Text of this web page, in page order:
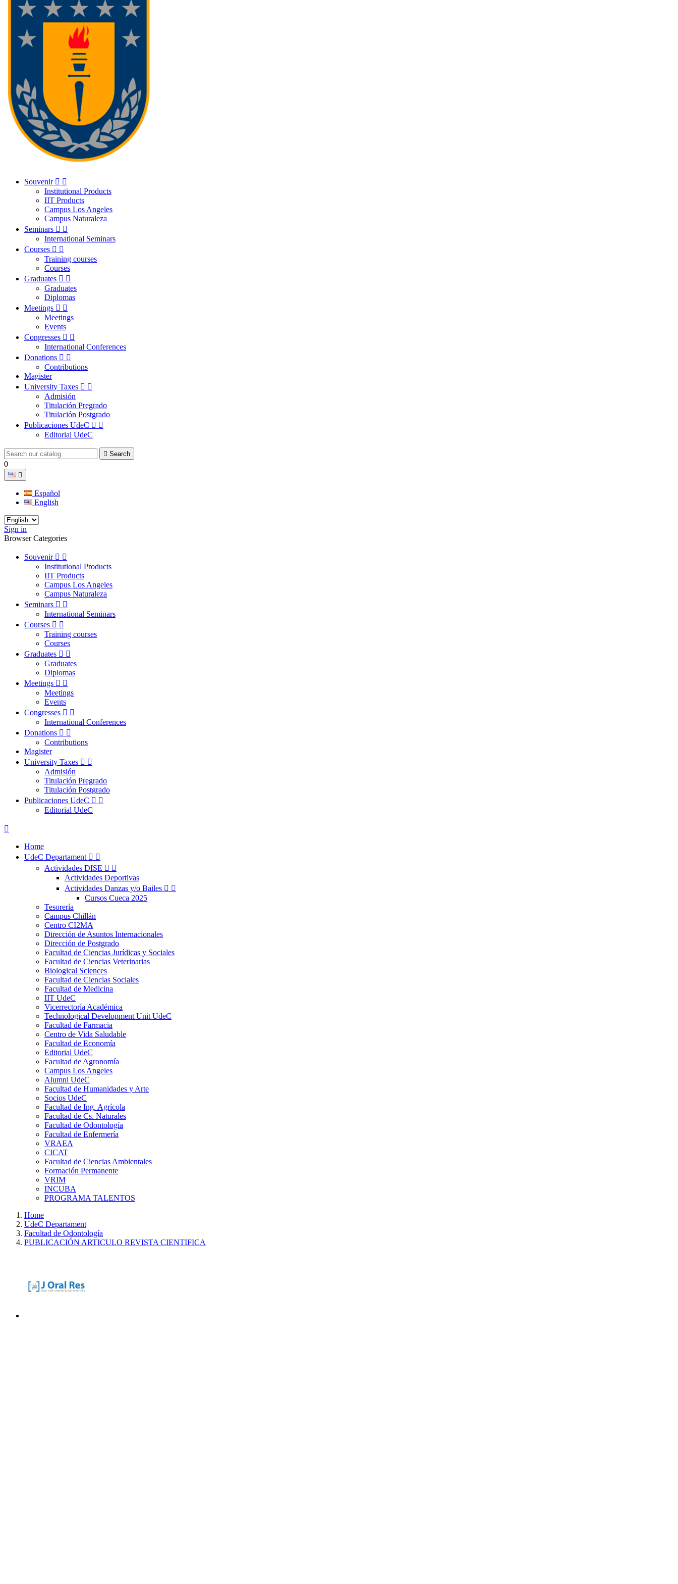
Souvenir  
Institutional Products
IIT Products
Campus Los Angeles
Campus Naturaleza
Seminars  
International Seminars
Courses  
Training courses
Courses
Graduates  
Graduates
Diplomas
Meetings  
Meetings
Events
Congresses  
International Conferences
Donations  
Contributions
Magister
University Taxes  
Admisión
Titulación Pregrado
Titulación Postgrado
Publicaciones UdeC  
Editorial UdeC
 Search
0

Español
English
Sign in
Browser Categories
Souvenir  
Institutional Products
IIT Products
Campus Los Angeles
Campus Naturaleza
Seminars  
International Seminars
Courses  
Training courses
Courses
Graduates  
Graduates
Diplomas
Meetings  
Meetings
Events
Congresses  
International Conferences
Donations  
Contributions
Magister
University Taxes  
Admisión
Titulación Pregrado
Titulación Postgrado
Publicaciones UdeC  
Editorial UdeC

Home
UdeC Departament  
Actividades DISE  
Actividades Deportivas
Actividades Danzas y/o Bailes  
Cursos Cueca 2025
Tesorería
Campus Chillán
Centro CI2MA
Dirección de Asuntos Internacionales
Dirección de Postgrado
Facultad de Ciencias Jurídicas y Sociales
Facultad de Ciencias Veterinarias
Biological Sciences
Facultad de Ciencias Sociales
Facultad de Medicina
IIT UdeC
Vicerrectoría Académica
Technological Development Unit UdeC
Facultad de Farmacia
Centro de Vida Saludable
Facultad de Economía
Editorial UdeC
Facultad de Agronomía
Campus Los Angeles
Alumni UdeC
Facultad de Humanidades y Arte
Socios UdeC
Facultad de Ing. Agrícola
Facultad de Cs. Naturales
Facultad de Odontología
Facultad de Enfermería
VRAEA
CICAT
Facultad de Ciencias Ambientales
Formación Permanente
VRIM
INCUBA
PROGRAMA TALENTOS
Home
UdeC Departament
Facultad de Odontología
PUBLICACIÓN ARTICULO REVISTA CIENTIFICA